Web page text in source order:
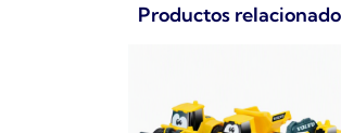
Productos